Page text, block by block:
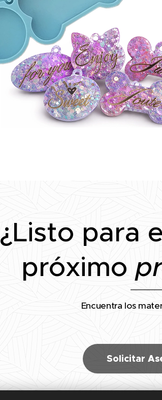
¿Listo para
próximo
Encuentra los
Solicitar